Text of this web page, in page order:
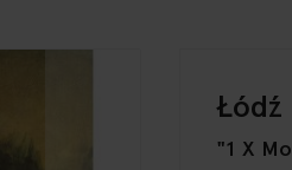
Łódź
"1 X